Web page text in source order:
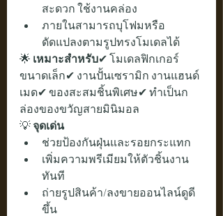
สะดวก ใช้งานคล่อง
ภายในสามารถบุโฟมหรือ
ดัดแปลงตามรูปทรงโมเดลได้
🌟 เหมาะสำหรับ✔ โมเดลฟิกเกอร์
ขนาดเล็ก✔ งานปั้นเซรามิก งานแฮนด์
เมด✔ ของสะสมชิ้นพิเศษ✔ ทำเป็นก
ล่องของขวัญสายมินิมอล
💡 จุดเด่น
ช่วยป้องกันฝุ่นและรอยกระแทก
เพิ่มความพรีเมียมให้ตัวชิ้นงาน
ทันที
ถ่ายรูปสินค้า/ลงขายออนไลน์ดูดี
ขึ้น